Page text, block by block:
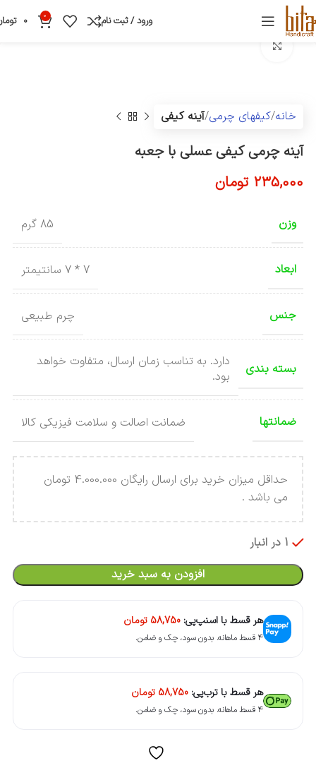
ورود / ثبت نام 0
0
خانه کیفهای چرمی آینه کیفی
آینه چرمی کیفی عسلی با جعبه
235,000 تومان
وزن 85 گرم
ابعاد 7 * 7 سانتیمتر
جنس چرم طبیعی
بسته بندی
دارد. به تناسب زمان ارسال، متفاوت خواهد
بود.
ضمانتها ضمانت اصالت و سلامت فیزیکی کالا
حداقل میزان خرید برای ارسال رایگان 4.000.000 تومان
می باشد .
1 در انبار
افزودن به سبد خرید
هر قسط با اسنپ‌پی: 58,750 تومان
۴ قسط ماهانه. بدون سود، چک و ضامن.
هر قسط با ترب‌پی: 58,750 تومان
۴ قسط ماهانه. بدون سود، چک و ضامن.